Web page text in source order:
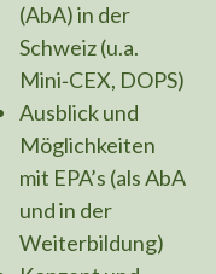
(AbA) in der
Schweiz (u.a.
Mini‐CEX, DOPS)
Ausblick und
Möglichkeiten
mit EPA’s (als AbA
und in der
Weiterbildung)